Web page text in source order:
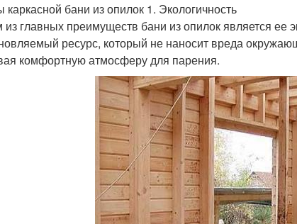
бани из опилок 1. Экологичность
главных преимуществ бани из опилок является ее
ресурс, который не наносит вреда
комфортную атмосферу для парения.